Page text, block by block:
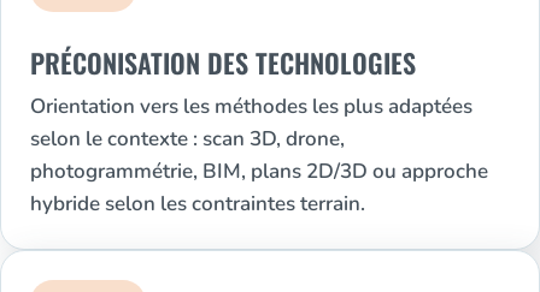
PRÉCONISATION DES TECHNOLOGIES
Orientation vers les méthodes les plus adaptées
selon le contexte : scan 3D, drone,
photogrammétrie, BIM, plans 2D/3D ou approche
hybride selon les contraintes terrain.